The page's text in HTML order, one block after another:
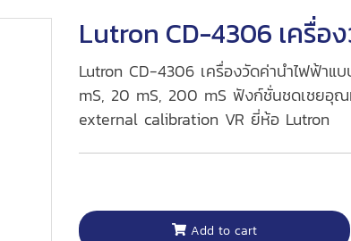
Lutron CD-4306 เครื่อ
Lutron CD-4306 เครื่องวัดค่านำไฟฟ้า
mS, 20 mS, 200 mS ฟังก์ชั่นชดเชย
external calibration VR ยี่ห้อ Lutron
Add to cart